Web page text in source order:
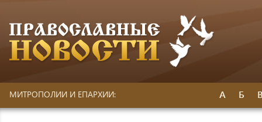
МИТРОПОЛИИ И ЕПАРХИИ: А Б